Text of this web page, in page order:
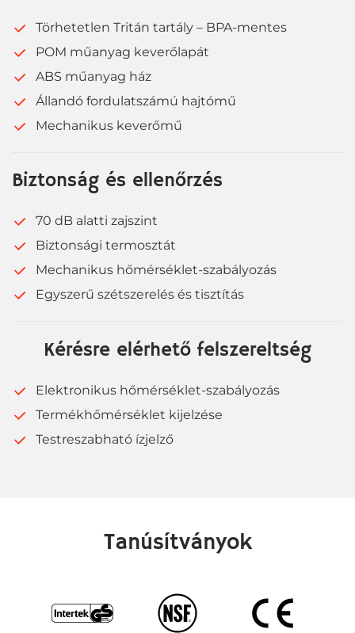
Törhetetlen Tritán tartály – BPA-mentes
POM műanyag keverőlapát
ABS műanyag ház
Állandó fordulatszámú hajtómű
Mechanikus keverőmű
Biztonság és ellenőrzés
70 dB alatti zajszint
Biztonsági termosztát
Mechanikus hőmérséklet-szabályozás
Egyszerű szétszerelés és tisztítás
Kérésre elérhető felszereltség
Elektronikus hőmérséklet-szabályozás
Termékhőmérséklet kijelzése
Testreszabható ízjelző
Tanúsítványok